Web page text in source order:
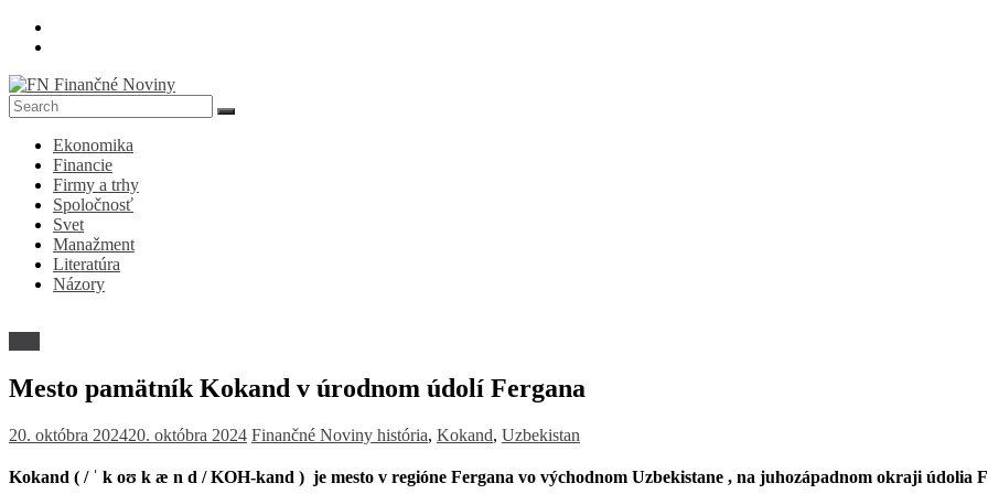
Skip
FN
Finančné
Noviny
Denník
ekonomike
spoločnosti
Ekonomika
Financie
Firmy a trhy
Spoločnosť
Svet
Manažment
Literatúra
Názory
Mesto pamätník Kokand v úrodnom údolí Fergana
20. októbra 202420. októbra 2024 Finančné Noviny história, Kokand, Uzbekistan
Kokand ( / ˈ k oʊ k æ n d /KOH-kand ) ​​je mesto v regióne Fergana vo východnom Uzbekistane , na juhozápadnom okraji údolia